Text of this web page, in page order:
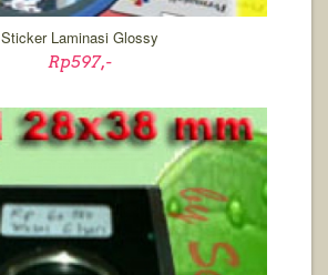
Sticker Laminasi Glossy
Rp597,-